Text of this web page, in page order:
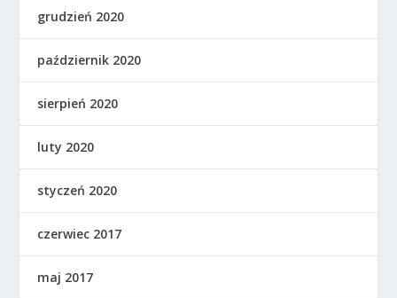
grudzień 2020
październik 2020
sierpień 2020
luty 2020
styczeń 2020
czerwiec 2017
maj 2017